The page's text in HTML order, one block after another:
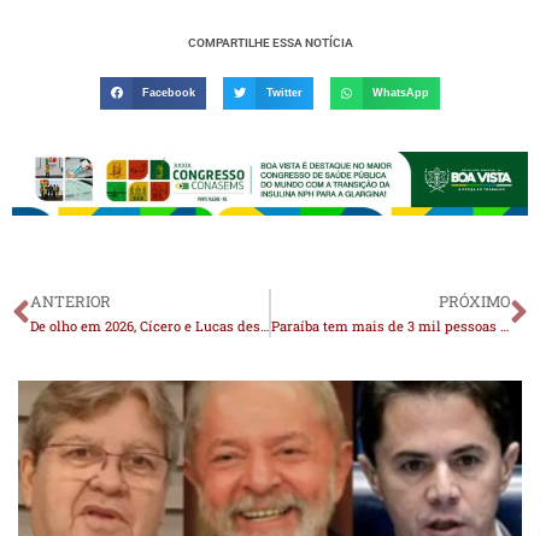
COMPARTILHE ESSA NOTÍCIA
Facebook Twitter WhatsApp
ANTERIOR
De olho em 2026, Cícero e Lucas descem pro Cariri e dançam no ritmo da disputa eleitoral, por Júnior Queiroz
PRÓXIMO
Paraíba tem mais de 3 mil pessoas monitoradas por tornozeleira